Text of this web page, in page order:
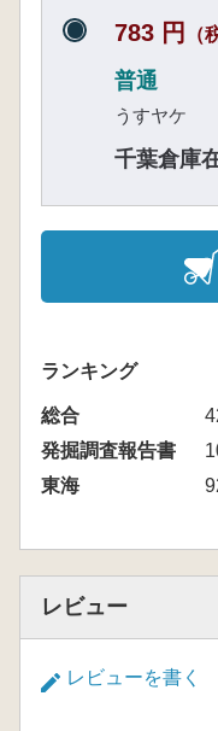
783 円 （
普通
うすヤケ
千葉倉庫
ランキング
総合
発掘調査報告書
東海
レビュー
レビューを書く